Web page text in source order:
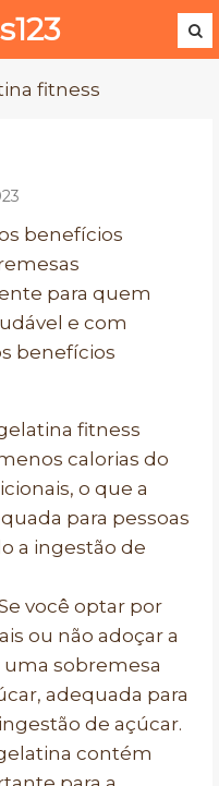
fitness
benefícios
para quem
e com
benefícios
fitness
calorias do
o que a
para pessoas
a ingestão de
você optar por
ou não adoçar a
sobremesa
adequada para
de açúcar.
contém